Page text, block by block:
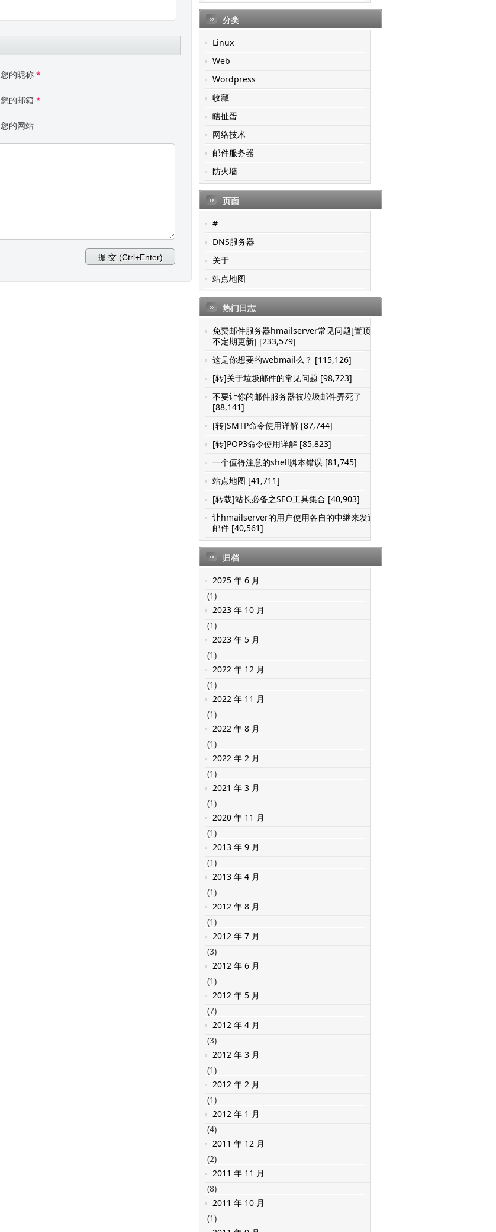
您的昵称 *
您的邮箱 *
您的网站
分类
Linux
Web
Wordpress
收藏
瞎扯蛋
网络技术
邮件服务器
防火墙
页面
#
DNS服务器
关于
站点地图
热门日志
免费邮件服务器hmailserver常见问题[置顶-
不定期更新] [233,579]
这是你想要的webmail么？ [115,126]
[转]关于垃圾邮件的常见问题 [98,723]
不要让你的邮件服务器被垃圾邮件弄死了
[88,141]
[转]SMTP命令使用详解 [87,744]
[转]POP3命令使用详解 [85,823]
一个值得注意的shell脚本错误 [81,745]
站点地图 [41,711]
[转载]站长必备之SEO工具集合 [40,903]
让hmailserver的用户使用各自的中继来发送
邮件 [40,561]
归档
2025 年 6 月
(1)
2023 年 10 月
(1)
2023 年 5 月
(1)
2022 年 12 月
(1)
2022 年 11 月
(1)
2022 年 8 月
(1)
2022 年 2 月
(1)
2021 年 3 月
(1)
2020 年 11 月
(1)
2013 年 9 月
(1)
2013 年 4 月
(1)
2012 年 8 月
(1)
2012 年 7 月
(3)
2012 年 6 月
(1)
2012 年 5 月
(7)
2012 年 4 月
(3)
2012 年 3 月
(1)
2012 年 2 月
(1)
2012 年 1 月
(4)
2011 年 12 月
(2)
2011 年 11 月
(8)
2011 年 10 月
(1)